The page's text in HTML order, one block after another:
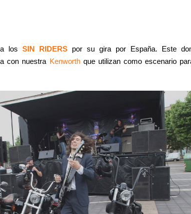
los SIN RIDERS por su gira por España. Este
con nuestra Kenworthque utilizan como escenario